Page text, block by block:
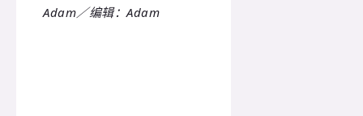
Adam／编辑：Adam